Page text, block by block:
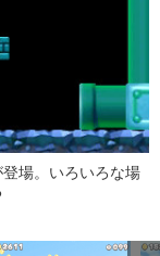
場。いろいろな場